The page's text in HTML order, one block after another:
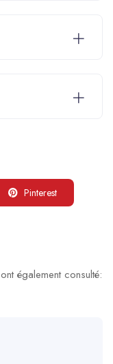
Pinterest
également consulté: